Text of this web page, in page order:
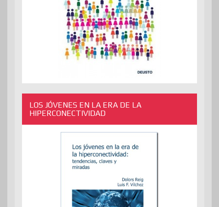
LOS JÓVENES EN LA ERA DE LA
HIPERCONECTIVIDAD